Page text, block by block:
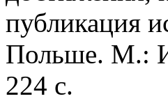
публикация
Польше. М.:
224 с.